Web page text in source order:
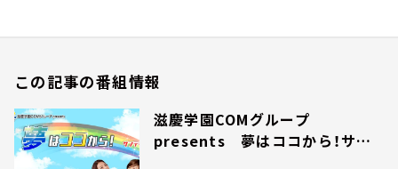
この記事の番組情報
滋慶学園COMグループ
presents 夢はココから！サン